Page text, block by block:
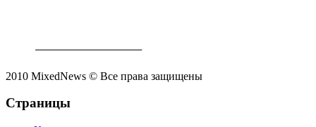
2010 MixedNews © Все права защищены
Страницы